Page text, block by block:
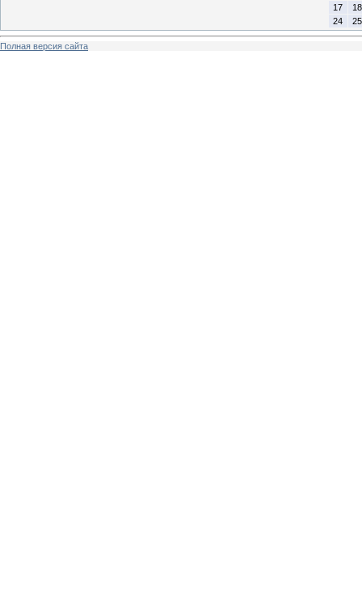
17
18
24
25
Полная версия сайта